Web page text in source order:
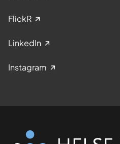
FlickR
LinkedIn
Instagram